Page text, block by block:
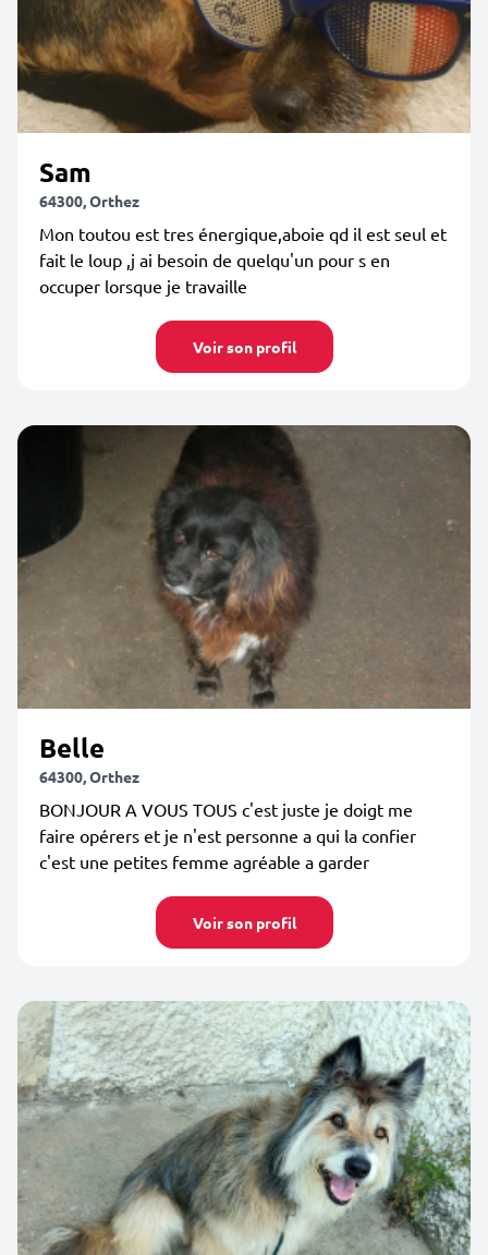
Sam
64300, Orthez
Mon toutou est tres énergique,aboie qd il est seul et
fait le loup ,j ai besoin de quelqu'un pour s en
occuper lorsque je travaille
Voir son profil
Belle
64300, Orthez
BONJOUR A VOUS TOUS c'est juste je doigt me
faire opérers et je n'est personne a qui la confier
c'est une petites femme agréable a garder
Voir son profil